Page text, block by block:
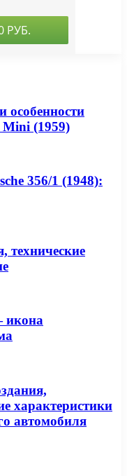
особенности
Mini (1959)
356/1 (1948):
технические
икона
характеристики
автомобиля